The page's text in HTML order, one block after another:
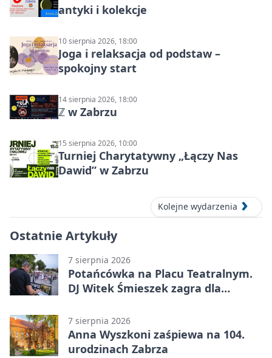
antyki i kolekcje
10 sierpnia 2026, 18:00
Joga i relaksacja od podstaw –
spokojny start
14 sierpnia 2026, 18:00
ℤ w Zabrzu
15 sierpnia 2026, 10:00
Turniej Charytatywny „Łączy Nas
Dawid” w Zabrzu
Kolejne wydarzenia
Ostatnie Artykuły
7 sierpnia 2026
Potańcówka na Placu Teatralnym.
DJ Witek Śmieszek zagra dla
7 sierpnia 2026
Anna Wyszkoni zaśpiewa na 104.
urodzinach Zabrza